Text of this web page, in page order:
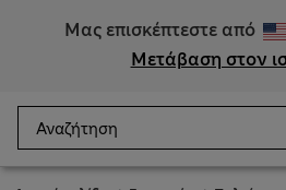
Μας επισκέπτεστε από
Μετάβαση στον